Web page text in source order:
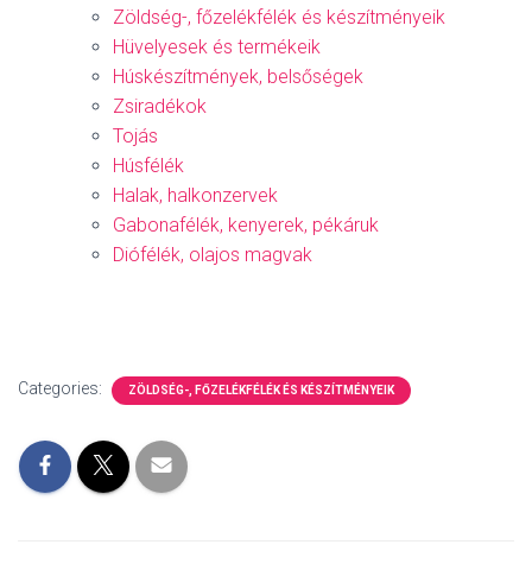
Zöldség-, főzelékfélék és készítményeik
Hüvelyesek és termékeik
Húskészítmények, belsőségek
Zsiradékok
Tojás
Húsfélék
Halak, halkonzervek
Gabonafélék, kenyerek, pékáruk
Diófélék, olajos magvak
Categories: ZÖLDSÉG-, FŐZELÉKFÉLÉK ÉS KÉSZÍTMÉNYEIK